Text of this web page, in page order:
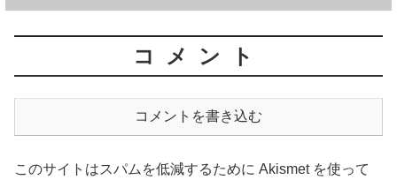
コメント
コメントを書き込む
このサイトはスパムを低減するために Akismet を使って